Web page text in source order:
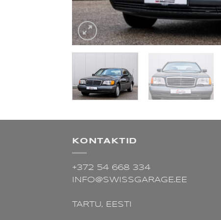
KONTAKTID
+372 54 668 334
INFO@SWISSGARAGE.EE
TARTU, EESTI